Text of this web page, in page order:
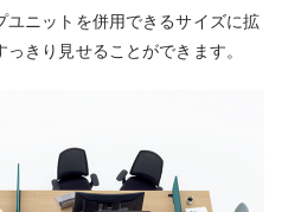
ユニットを併用できるサイズに拡
きり見せることができます。